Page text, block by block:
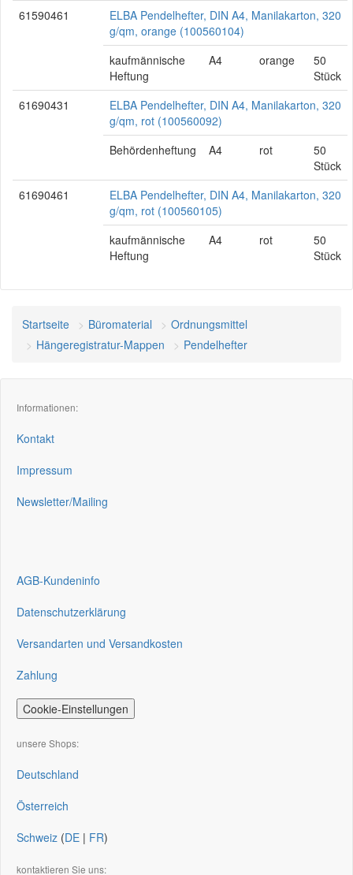
61590461
ELBA Pendelhefter, DIN A4, Manilakarton, 320
g/qm, orange (100560104)
kaufmännische
Heftung
A4 orange
50
Stück
61690431
ELBA Pendelhefter, DIN A4, Manilakarton, 320
g/qm, rot (100560092)
Behördenheftung
A4 rot
50
Stück
61690461
ELBA Pendelhefter, DIN A4, Manilakarton, 320
g/qm, rot (100560105)
kaufmännische
Heftung
A4 rot
50
Stück
Startseite Büromaterial
Ordnungsmittel
Hängeregistratur-Mappen
Pendelhefter
Informationen:
Kontakt
Impressum
Newsletter/Mailing
AGB-Kundeninfo
Datenschutzerklärung
Versandarten und Versandkosten
Zahlung
Cookie-Einstellungen
unsere Shops:
Deutschland
Österreich
Schweiz (DE | FR)
kontaktieren Sie uns: